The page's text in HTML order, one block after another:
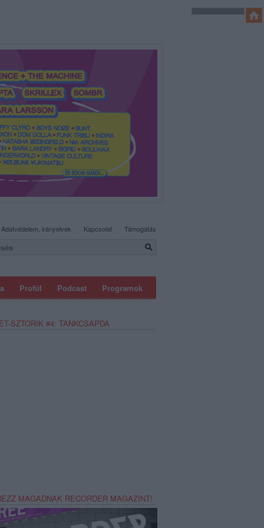
Profül Podcast Programok
Adatvédelem, irányelvek Kapcsolat Támogatás
SZTORIK #4: TANKCSAPDA
MAGADNAK RECORDER MAGAZINT!